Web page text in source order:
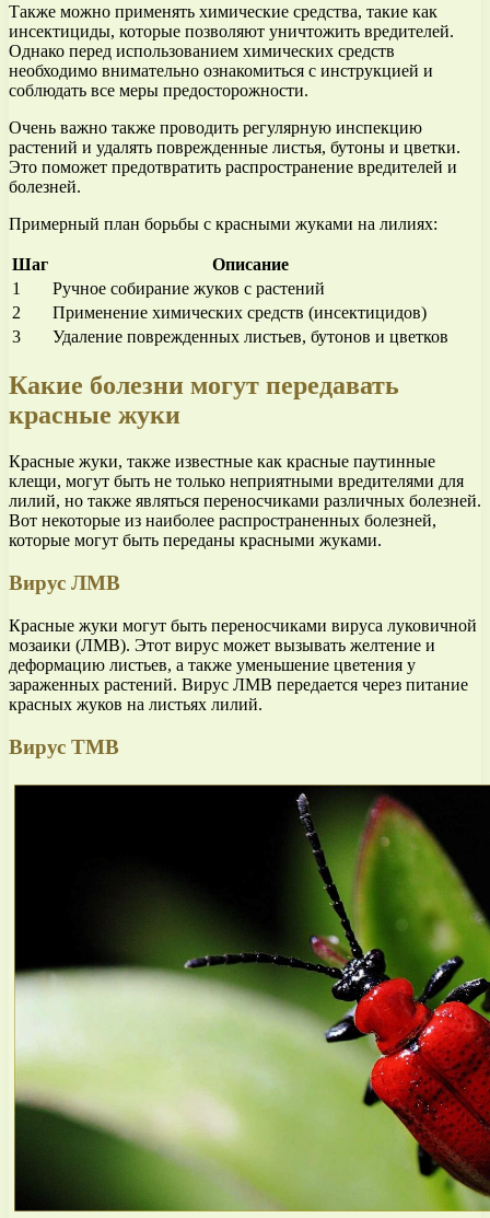
Также можно применять химические средства, такие как
инсектициды, которые позволяют уничтожить вредителей.
Однако перед использованием химических средств
необходимо внимательно ознакомиться с инструкцией и
соблюдать все меры предосторожности.
Очень важно также проводить регулярную инспекцию
растений и удалять поврежденные листья, бутоны и цветки.
Это поможет предотвратить распространение вредителей и
болезней.
Примерный план борьбы с красными жуками на лилиях:
Шаг
Описание
1
Ручное собирание жуков с растений
2
Применение химических средств (инсектицидов)
3
Удаление поврежденных листьев, бутонов и цветков
Какие болезни могут передавать
красные жуки
Красные жуки, также известные как красные паутинные
клещи, могут быть не только неприятными вредителями для
лилий, но также являться переносчиками различных болезней.
Вот некоторые из наиболее распространенных болезней,
которые могут быть переданы красными жуками.
Вирус ЛМВ
Красные жуки могут быть переносчиками вируса луковичной
мозаики (ЛМВ). Этот вирус может вызывать желтение и
деформацию листьев, а также уменьшение цветения у
зараженных растений. Вирус ЛМВ передается через питание
красных жуков на листьях лилий.
Вирус ТМВ